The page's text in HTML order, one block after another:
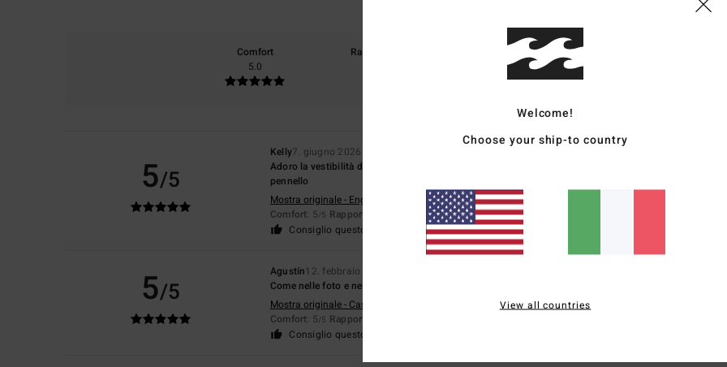
Comfort
5.0
Rapporto qualità-prezzo
Taglia
5/5
Kelly7. giugno 2026
Adoro la vestibilità di questo maglione: di solito indosso una taglia 14, ma ho scelto una L perché
pennello
Mostra originale - English
Comfort: 5/5 Rapporto qualità-prezzo: 5/5 Taglia: Grande
Consiglio questo prodotto
5/5
Agustín12. febbraio 2026
Come nelle foto e nella descrizione
Mostra originale - Castellano
Comfort: 5/5 Rapporto qualità-prezzo
Consiglio questo prodotto
Welcome!
Choose your ship-to country
View all countries